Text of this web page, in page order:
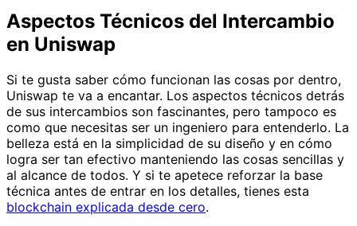
Aspectos Técnicos del Intercambio
en Uniswap
Si te gusta saber cómo funcionan las cosas por dentro,
Uniswap te va a encantar. Los aspectos técnicos detrás
de sus intercambios son fascinantes, pero tampoco es
como que necesitas ser un ingeniero para entenderlo. La
belleza está en la simplicidad de su diseño y en cómo
logra ser tan efectivo manteniendo las cosas sencillas y
al alcance de todos. Y si te apetece reforzar la base
técnica antes de entrar en los detalles, tienes esta
blockchain explicada desde cero.